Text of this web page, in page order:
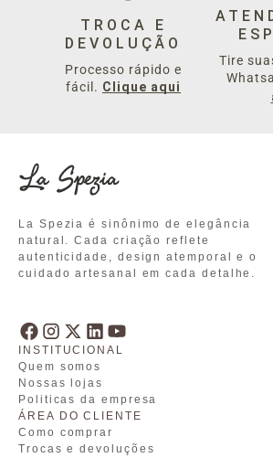
Bolsa Lola Ouro Roma Latte
Bolsa
TROCA E
DEVOLUÇÃO
Processo rápido e
fácil. Clique aqui
Tire
La Spezia é sinônimo de elegância
natural. Cada criação reflete
autenticidade, design atemporal e o
cuidado artesanal em cada detalhe.
INSTITUCIONAL
Quem somos
Nossas lojas
Politicas da empresa
ÁREA DO CLIENTE
Como comprar
Trocas e devoluções